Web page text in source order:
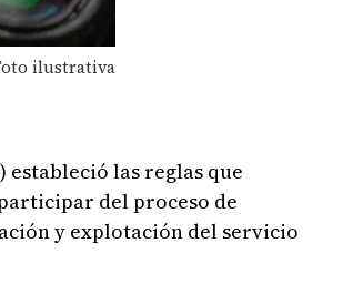
ilustrativa
estableció las reglas que
del proceso de
y explotación del servicio